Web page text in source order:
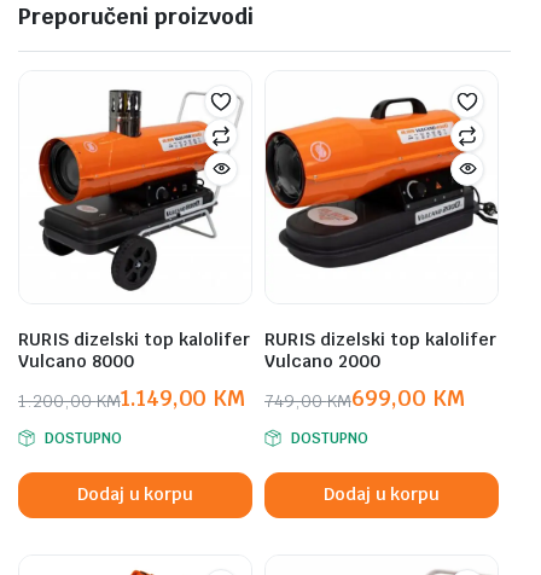
Preporučeni proizvodi
RURIS dizelski top kalolifer
Vulcano 8000
1.200,00KM
Original
price
was:
1.200,00 KM.
1.149,00 KM
Current
price
is:
1.149,00 KM.
DOSTUPNO
Dodaj u korpu
RURIS dizelski top kalolifer
Vulcano 2000
749,00KM
Original
price
was:
749,00 KM.
699,00 KM
Current
price
is:
699,00 KM.
DOSTUPNO
Dodaj u korpu